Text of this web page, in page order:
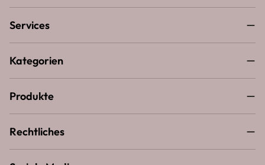
Services
Kategorien
Produkte
Rechtliches